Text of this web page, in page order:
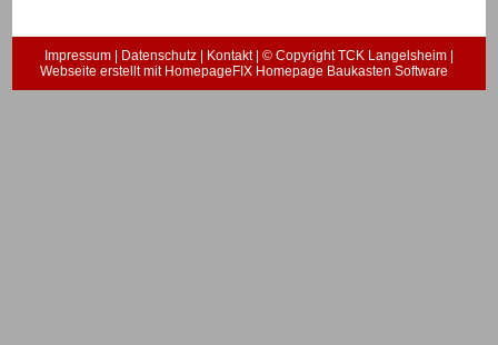
Impressum Datenschutz Kontakt| © Copyright TCK Langelsheim |
Webseite erstellt mit HomepageFIX Homepage Baukasten Software